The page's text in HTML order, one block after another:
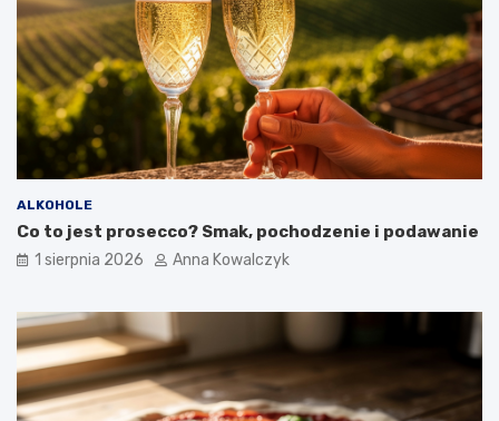
ALKOHOLE
Co to jest prosecco? Smak, pochodzenie i podawanie
1 sierpnia 2026 Anna Kowalczyk